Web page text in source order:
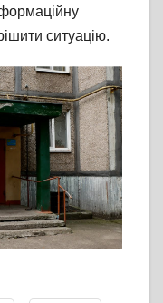
ситуацію.